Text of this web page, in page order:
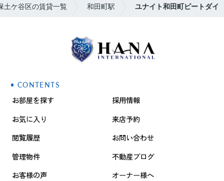
土ケ谷区の賃貸一覧 和田町駅 ユナイト和田町ピートダイ
CONTENTS
お部屋を探す
お気に入り
閲覧履歴
管理物件
お客様の声
採用情報
来店予約
お問い合わせ
不動産ブログ
オーナー様へ